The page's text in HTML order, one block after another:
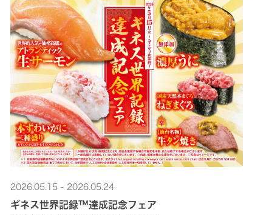
2026.05.15 - 2026.05.24
ギネス世界記録™達成記念フェア